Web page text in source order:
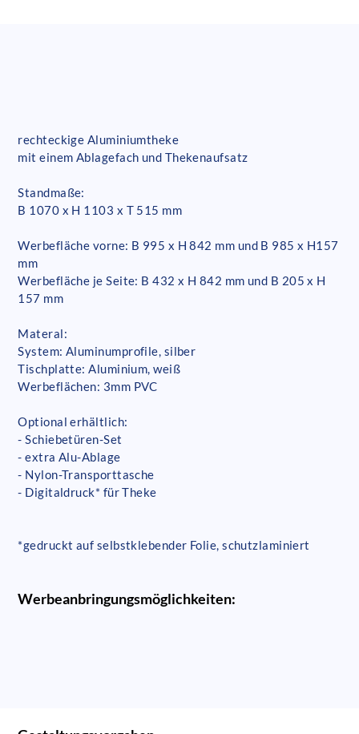
rechteckige Aluminiumtheke
mit einem Ablagefach und Thekenaufsatz
Standmaße:
B 1070 x H 1103 x T 515 mm
Werbefläche vorne: B 995 x H 842 mm und B 985 x H157
mm
Werbefläche je Seite: B 432 x H 842 mm und B 205 x H
157 mm
Materal:
System: Aluminumprofile, silber
Tischplatte: Aluminium, weiß
Werbeflächen: 3mm PVC
Optional erhältlich:
- Schiebetüren-Set
- extra Alu-Ablage
- Nylon-Transporttasche
- Digitaldruck* für Theke
*gedruckt auf selbstklebender Folie, schutzlaminiert
Werbeanbringungsmöglichkeiten: